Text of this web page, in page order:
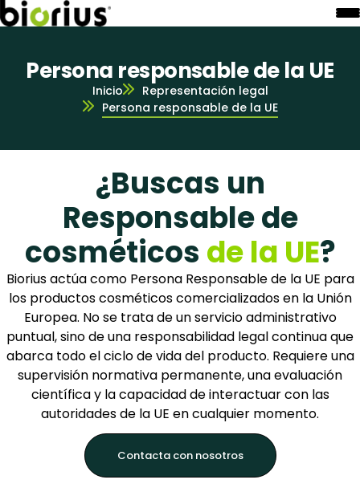
Persona responsable de la UE
Inicio
Representación legal
Persona responsable de la UE
¿Buscas un
Responsable de
cosméticos de la UE?
Biorius actúa como Persona Responsable de la UE para
los productos cosméticos comercializados en la Unión
Europea. No se trata de un servicio administrativo
puntual, sino de una responsabilidad legal continua que
abarca todo el ciclo de vida del producto. Requiere una
supervisión normativa permanente, una evaluación
científica y la capacidad de interactuar con las
autoridades de la UE en cualquier momento.
Contacta con nosotros